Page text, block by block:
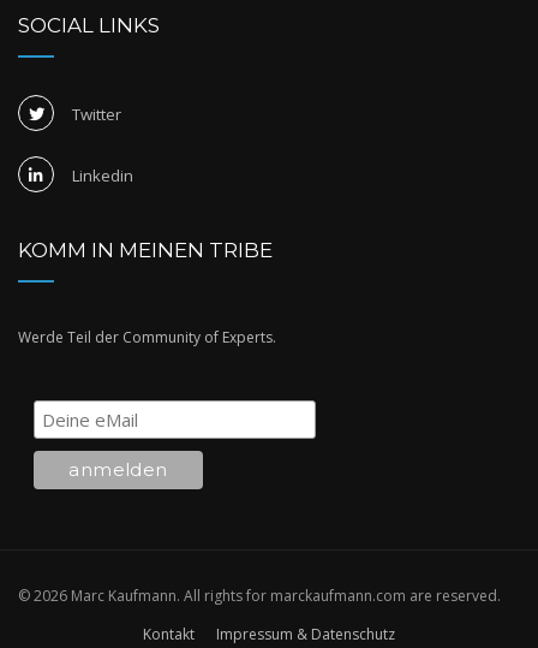
SOCIAL LINKS
Twitter
Linkedin
KOMM IN MEINEN TRIBE
Werde Teil der Community of Experts.
© 2026 Marc Kaufmann. All rights for marckaufmann.com are reserved.
Kontakt
Impressum & Datenschutz